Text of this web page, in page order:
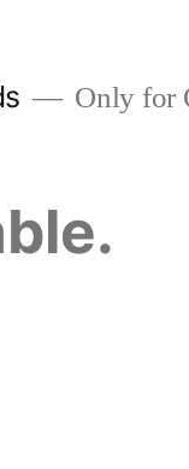
Only for